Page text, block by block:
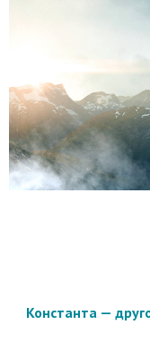
Константа —